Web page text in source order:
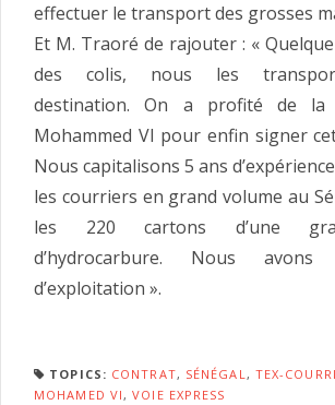
effectuer le transport des grosses
Et M. Traoré de rajouter : «
des colis, nous les
destination. On a profité de
Mohammed VI pour enfin signer
Nous capitalisons 5 ans
les courriers en grand volume au
les 220 cartons d’une
d’hydrocarbure. Nous
d’exploitation ».
TOPICS: CONTRAT, SÉNÉGAL, TEX-
MOHAMED VI,VOIE EXPRESS